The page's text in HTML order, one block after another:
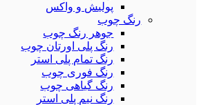
پولیش و واکس
رنگ چوب
جوهر رنگ چوب
رنگ پلی اورتان چوب
رنگ تمام پلی استر
رنگ فوری چوب
رنگ گیاهی چوب
رنگ نیم پلی استر